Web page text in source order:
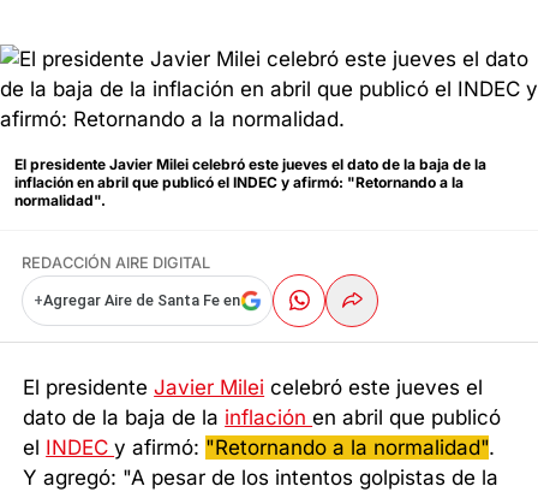
El presidente Javier Milei celebró este jueves el dato de la baja de la
inflación en abril que publicó el INDEC y afirmó: "Retornando a la
normalidad".
REDACCIÓN AIRE DIGITAL
+Agregar Aire de Santa Fe en
El presidenteJavier Milei celebró este jueves el
dato de la baja de la inflaciónen abril que publicó
el INDECy afirmó: "Retornando a la normalidad".
Y agregó: "A pesar de los intentos golpistas de la